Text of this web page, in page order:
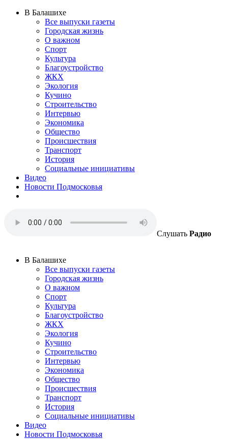
В Балашихе
Все выпуски газеты
Городская жизнь
О важном
Спорт
Культура
Благоустройство
ЖКХ
Экология
Кучино
Строительство
Интервью
Экономика
Общество
Происшествия
Транспорт
История
Социальные инициативы
Видео
Новости Подмосковья
Слушать Радио
В Балашихе
Все выпуски газеты
Городская жизнь
О важном
Спорт
Культура
Благоустройство
ЖКХ
Экология
Кучино
Строительство
Интервью
Экономика
Общество
Происшествия
Транспорт
История
Социальные инициативы
Видео
Новости Подмосковья